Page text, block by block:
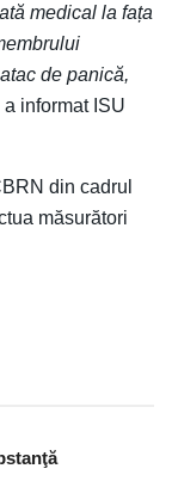
medical la fața
de panică,
a informat ISU
din cadrul
măsurători